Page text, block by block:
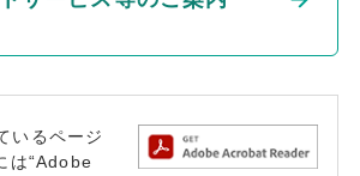
いるページ
は“Adobe